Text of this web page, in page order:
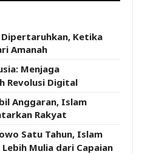
Dipertaruhkan, Ketika
Amanah
Menjaga
Revolusi Digital
Anggaran, Islam
Rakyat
Satu Tahun, Islam
Mulia dari Capaian